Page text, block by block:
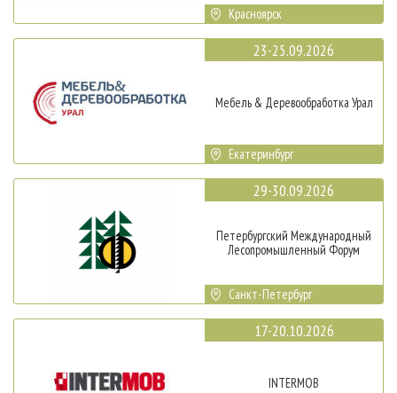
Красноярск
23-25.09.2026
Мебель & Деревообработка Урал
Екатеринбург
29-30.09.2026
Петербургский Международный
Лесопромышленный Форум
Санкт-Петербург
17-20.10.2026
INTERMOB